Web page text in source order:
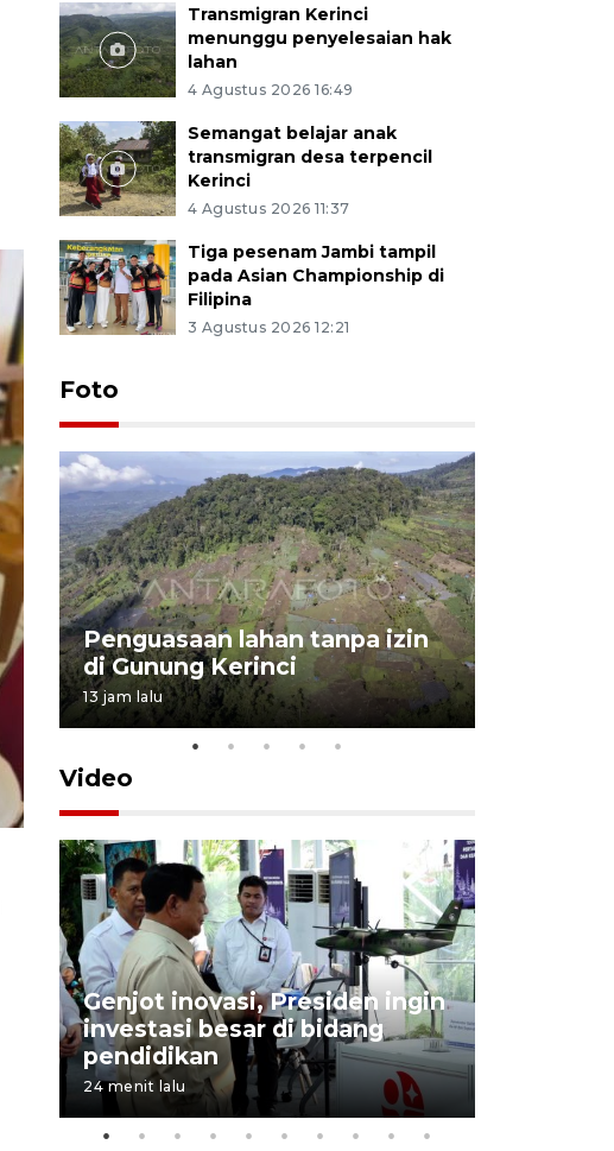
Transmigran Kerinci
menunggu penyelesaian hak
lahan
4 Agustus 2026 16:49
Semangat belajar anak
transmigran desa terpencil
Kerinci
4 Agustus 2026 11:37
Tiga pesenam Jambi tampil
pada Asian Championship di
Filipina
3 Agustus 2026 12:21
Foto
Penguasaan lahan tanpa izin
di Gunung Kerinci
13 jam lalu
Video
Genjot inovasi, Presiden ingin
investasi besar di bidang
pendidikan
24 menit lalu